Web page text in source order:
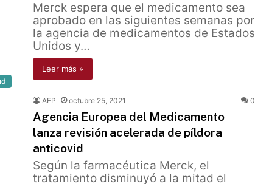
Merck espera que el medicamento sea
aprobado en las siguientes semanas por
la agencia de medicamentos de Estados
Unidos y…
Leer más »
AFP octubre 25, 2021 0
Agencia Europea del Medicamento
lanza revisión acelerada de píldora
anticovid
Según la farmacéutica Merck, el
tratamiento disminuyó a la mitad el